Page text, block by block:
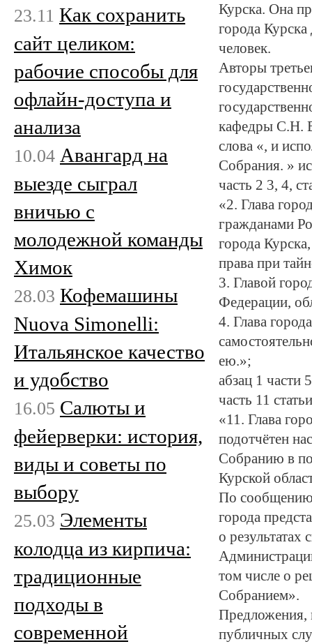
Курска. Она
города Курска
человек.
Авторы
кафедры С.Н.
слова «, и
Собрания. »
часть 2 3, 4,
«2. Глава
гражданами
города
права при
3. Главой
Федерации,
4. Глава
ею.»;
абзац 1 части
часть 11
«11. Глава
подотчётен
Собранию в
Курской
По сообщению
города
о результатах
том числе о
Собранием».
Предложения,
публичных
23.11 Как сохранить
сайт целиком:
рабочие способы для
офлайн-доступа и
анализа
10.04 Авангард на
выезде сыграл
вничью с
молодежной команды
Химок
28.03 Кофемашины
Nuova Simonelli:
Итальянское качество
и удобство
16.05 Салюты и
фейерверки: история,
виды и советы по
выбору
25.03 Элементы
колодца из кирпича:
традиционные
подходы в
современной